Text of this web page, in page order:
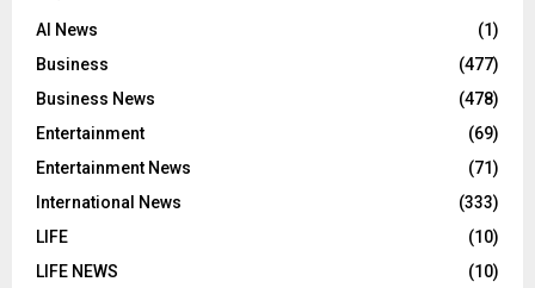
AI News
(1)
Business
(477)
Business News
(478)
Entertainment
(69)
Entertainment News
(71)
International News
(333)
LIFE
(10)
LIFE NEWS
(10)